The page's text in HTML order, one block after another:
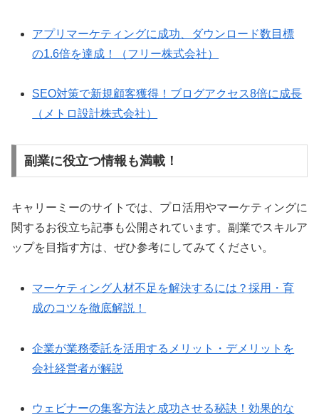
アプリマーケティングに成功、ダウンロード数目標
の1.6倍を達成！（フリー株式会社）
SEO対策で新規顧客獲得！ブログアクセス8倍に成長
（メトロ設計株式会社）
副業に役立つ情報も満載！
キャリーミーのサイトでは、プロ活用やマーケティングに
関するお役立ち記事も公開されています。副業でスキルア
ップを目指す方は、ぜひ参考にしてみてください。
マーケティング人材不足を解決するには？採用・育
成のコツを徹底解説！
企業が業務委託を活用するメリット・デメリットを
会社経営者が解説
ウェビナーの集客方法と成功させる秘訣！効果的な